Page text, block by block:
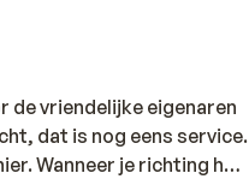
de vriendelijke eigenaren
dat is nog eens service.
Wanneer je richting het